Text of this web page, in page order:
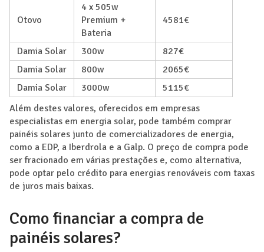
Otovo
4 x 505w
Premium +
Bateria
4581€
Damia Solar 300w
827€
Damia Solar
800w
2065€
Damia Solar
3000w
5115€
Além destes valores, oferecidos em empresas
especialistas em energia solar, pode também comprar
painéis solares junto de comercializadores de energia,
como a EDP, a Iberdrola e a Galp. O preço de compra pode
ser fracionado em várias prestações e, como alternativa,
pode optar pelo crédito para energias renováveis com taxas
de juros mais baixas.
Como financiar a compra de
painéis solares?